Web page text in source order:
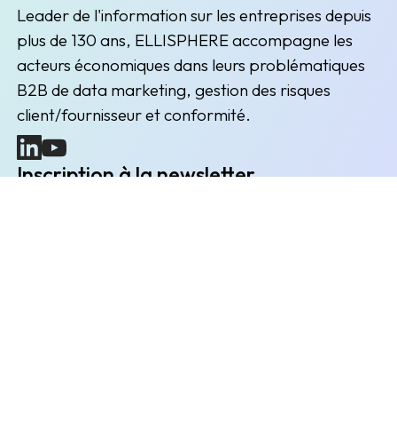
Leader de l'information sur les entreprises depuis
plus de 130 ans, ELLISPHERE accompagne les
acteurs économiques dans leurs problématiques
B2B de data marketing, gestion des risques
client/fournisseur et conformité.
(nouvelle fenêtre)
(nouvelle fenêtre)
Inscription à la newsletter